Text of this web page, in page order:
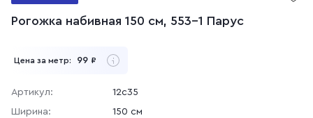
Рогожка набивная 150 см, 553-1 Парус
Цена за метр: 99 ₽
Артикул:
12с35
Ширина:
150 см